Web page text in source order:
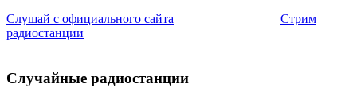
Слушай с официального сайта
Стрим
радиостанции
Случайные радиостанции